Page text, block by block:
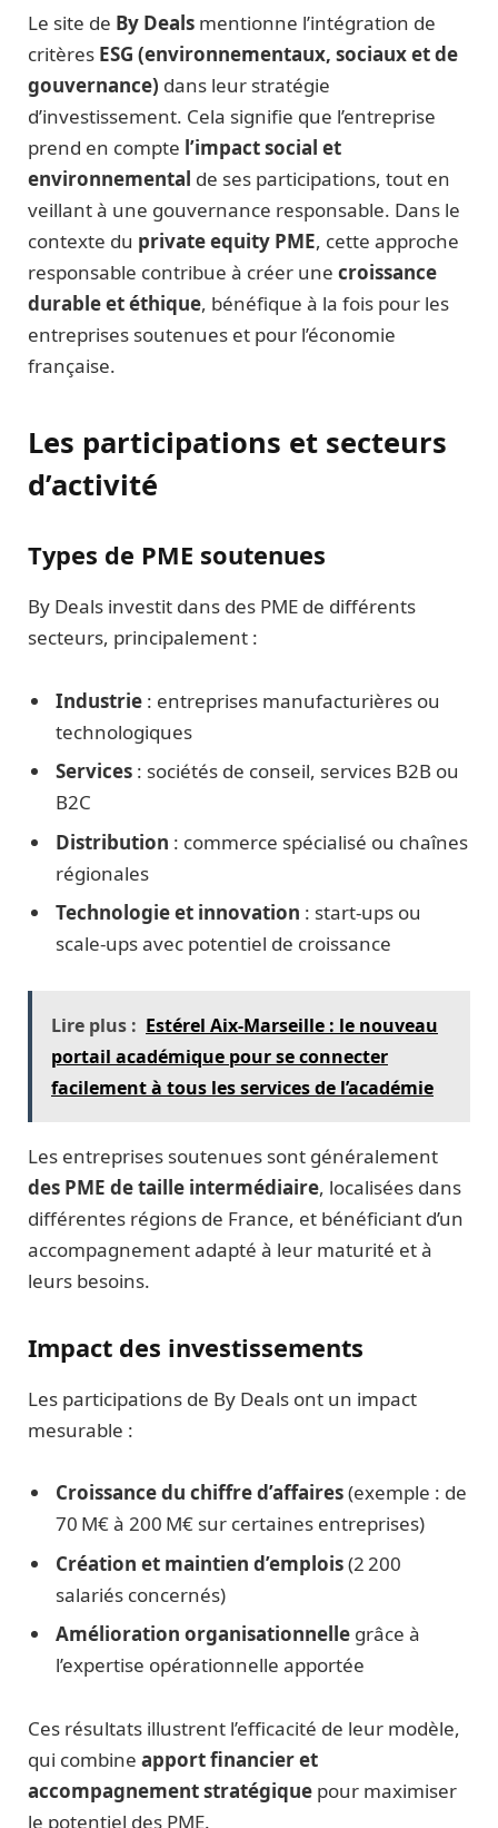
Le site de By Deals mentionne l’intégration de
critères ESG (environnementaux, sociaux et de
gouvernance) dans leur stratégie
d’investissement. Cela signifie que l’entreprise
prend en compte l’impact social et
environnemental de ses participations, tout en
veillant à une gouvernance responsable. Dans le
contexte du private equity PME, cette approche
responsable contribue à créer une croissance
durable et éthique, bénéfique à la fois pour les
entreprises soutenues et pour l’économie
française.
Les participations et secteurs
d’activité
Types de PME soutenues
By Deals investit dans des PME de différents
secteurs, principalement :
Industrie : entreprises manufacturières ou
technologiques
Services : sociétés de conseil, services B2B ou
B2C
Distribution : commerce spécialisé ou chaînes
régionales
Technologie et innovation : start-ups ou
scale-ups avec potentiel de croissance
Lire plus : Estérel Aix-Marseille : le nouveau
portail académique pour se connecter
facilement à tous les services de l’académie
Les entreprises soutenues sont généralement
des PME de taille intermédiaire, localisées dans
différentes régions de France, et bénéficiant d’un
accompagnement adapté à leur maturité et à
leurs besoins.
Impact des investissements
Les participations de By Deals ont un impact
mesurable :
Croissance du chiffre d’affaires(exemple : de
70 M€ à 200 M€ sur certaines entreprises)
Création et maintien d’emplois(2 200
salariés concernés)
Amélioration organisationnelle grâce à
l’expertise opérationnelle apportée
Ces résultats illustrent l’efficacité de leur modèle,
qui combine apport financier et
accompagnement stratégique pour maximiser
le potentiel des PME.